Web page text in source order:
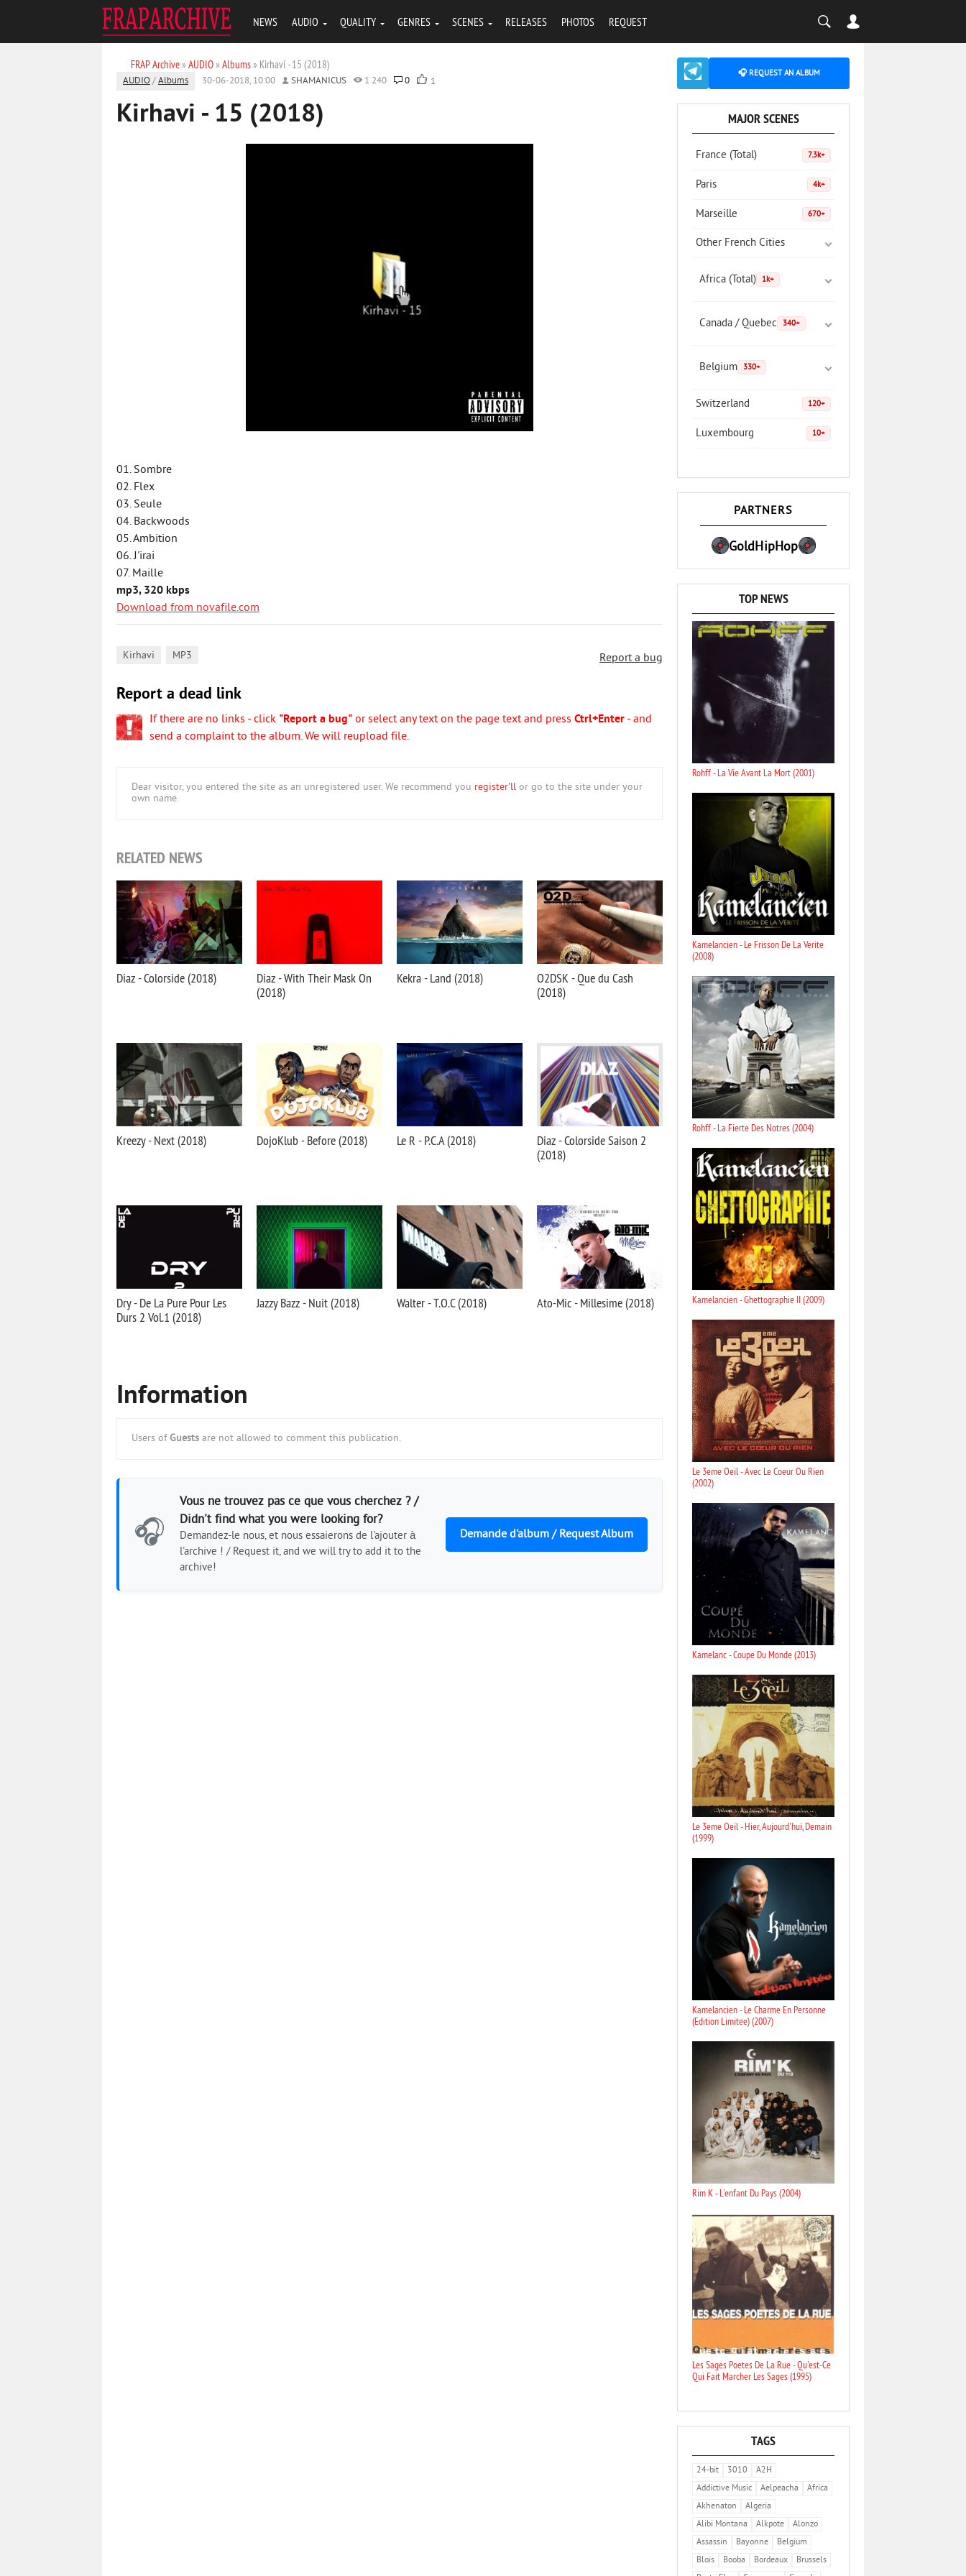
NEWS AUDIO QUALITY GENRES SCENES RELEASES PHOTOS REQUEST
FRAP Archive» AUDIO» Albums» Kirhavi - 15 (2018)
AUDIO /Albums 30-06-2018, 10:00 SHAMANICUS 1 240 0 1
Kirhavi - 15 (2018)
01. Sombre
02. Flex
03. Seule
04. Backwoods
05. Ambition
06. J'irai
07. Maille
mp3, 320 kbps
Download from novafile.com
Report a bug
Kirhavi MP3
Report a dead link
If there are no links - click "Report a bug" or select any text on the page text and press Ctrl+Enter - and
send a complaint to the album. We will reupload file.
Dear visitor, you entered the site as an unregistered user. We recommend you register'll or go to the site under your
own name.
RELATED NEWS
Diaz - Colorside (2018)
Diaz - With Their Mask On
(2018)
Kekra - Land (2018)
O2DSK - Que du Cash
(2018)
Kreezy - Next (2018) DojoKlub - Before (2018) Le R - P.C.A (2018)
Diaz - Colorside Saison 2
(2018)
Dry - De La Pure Pour Les
Durs 2 Vol.1 (2018)
Jazzy Bazz - Nuit (2018) Walter - T.O.C (2018) Ato-Mic - Millesime (2018)
Information
Users of Guests are not allowed to comment this publication.
🎧
Vous ne trouvez pas ce que vous cherchez ? /
Didn't find what you were looking for?
Demandez-le nous, et nous essaierons de l'ajouter à
l'archive ! / Request it, and we will try to add it to the
archive!
Demande d'album / Request Album
🎧 REQUEST AN ALBUM
MAJOR SCENES
France (Total) 7.3k+
Paris 4k+
Marseille 670+
Other French Cities
Africa (Total) 1k+
Canada / Quebec 340+
Belgium 330+
Switzerland 120+
Luxembourg 10+
PARTNERS
GoldHipHop
TOP NEWS
Rohff - La Vie Avant La Mort (2001)
Kamelancien - Le Frisson De La Verite
(2008)
Rohff - La Fierte Des Notres (2004)
Kamelancien - Ghettographie II (2009)
Le 3eme Oeil - Avec Le Coeur Ou Rien
(2002)
Kamelanc - Coupe Du Monde (2013)
Le 3eme Oeil - Hier, Aujourd'hui, Demain
(1999)
Kamelancien - Le Charme En Personne
(Edition Limitee) (2007)
Rim K - L'enfant Du Pays (2004)
Les Sages Poetes De La Rue - Qu'est-Ce
Qui Fait Marcher Les Sages (1995)
TAGS
24-bit 3010
A2H
Addictive Music
Aelpeacha
Africa
Akhenaton
Algeria
Alibi Montana
Alkpote
Alonzo
Assassin
Bayonne
Belgium
Blois
Booba Bordeaux
Brussels